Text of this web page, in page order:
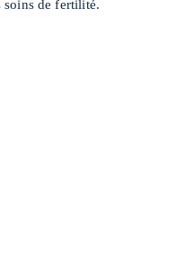
soins de fertilité.